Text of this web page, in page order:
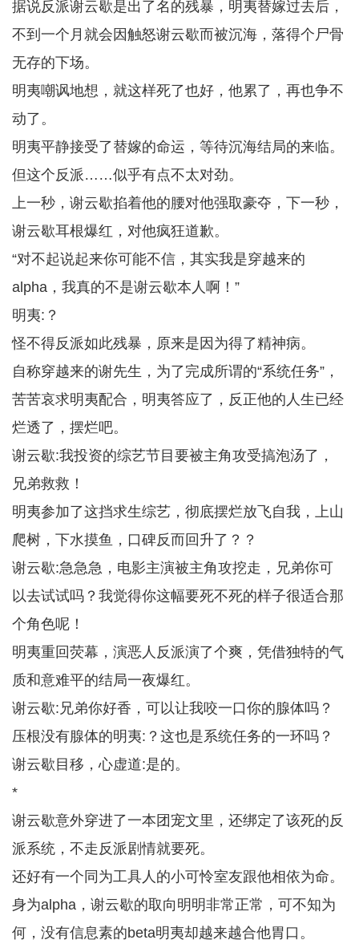
据说反派谢云歇是出了名的残暴，明夷替嫁过去后，
不到一个月就会因触怒谢云歇而被沉海，落得个尸骨
无存的下场。
明夷嘲讽地想，就这样死了也好，他累了，再也争不
动了。
明夷平静接受了替嫁的命运，等待沉海结局的来临。
但这个反派……似乎有点不太对劲。
上一秒，谢云歇掐着他的腰对他强取豪夺，下一秒，
谢云歇耳根爆红，对他疯狂道歉。
“对不起说起来你可能不信，其实我是穿越来的
alpha，我真的不是谢云歇本人啊！”
明夷:？
怪不得反派如此残暴，原来是因为得了精神病。
自称穿越来的谢先生，为了完成所谓的“系统任务”，
苦苦哀求明夷配合，明夷答应了，反正他的人生已经
烂透了，摆烂吧。
谢云歇:我投资的综艺节目要被主角攻受搞泡汤了，
兄弟救救！
明夷参加了这挡求生综艺，彻底摆烂放飞自我，上山
爬树，下水摸鱼，口碑反而回升了？？
谢云歇:急急急，电影主演被主角攻挖走，兄弟你可
以去试试吗？我觉得你这幅要死不死的样子很适合那
个角色呢！
明夷重回荧幕，演恶人反派演了个爽，凭借独特的气
质和意难平的结局一夜爆红。
谢云歇:兄弟你好香，可以让我咬一口你的腺体吗？
压根没有腺体的明夷:？这也是系统任务的一环吗？
谢云歇目移，心虚道:是的。
*
谢云歇意外穿进了一本团宠文里，还绑定了该死的反
派系统，不走反派剧情就要死。
还好有一个同为工具人的小可怜室友跟他相依为命。
身为alpha，谢云歇的取向明明非常正常，可不知为
何，没有信息素的beta明夷却越来越合他胃口。